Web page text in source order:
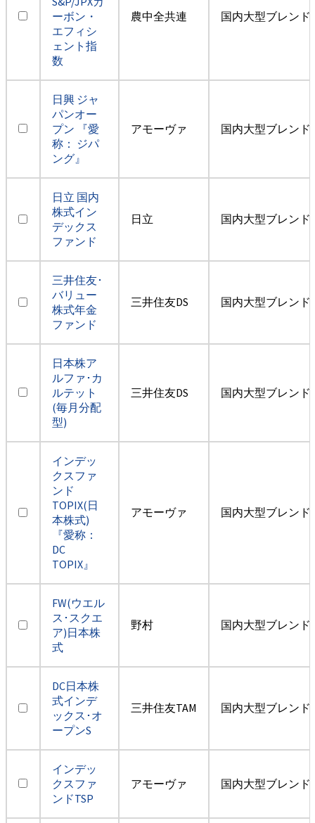
ーボン・
エフィシ
ェント指
数
農中全共連 国内大型ブレンド
日興 ジャ
パンオー
プン 『愛
称： ジパ
ング』
アモーヴァ 国内大型ブレンド
日立 国内
株式イン
デックス
ファンド
日立 国内大型ブレンド
三井住友･
バリュー
株式年金
ファンド
三井住友DS 国内大型ブレンド
日本株ア
ルファ･カ
ルテット
(毎月分配
型)
三井住友DS 国内大型ブレンド
インデッ
クスファ
ンド
TOPIX(日
本株式)
『愛称：
DC
TOPIX』
アモーヴァ 国内大型ブレンド
FW(ウエル
ス･スクエ
ア)日本株
式
野村 国内大型ブレンド
DC日本株
式インデ
ックス･オ
ープンS
三井住友TAM 国内大型ブレンド
インデッ
クスファ
ンドTSP
アモーヴァ 国内大型ブレンド